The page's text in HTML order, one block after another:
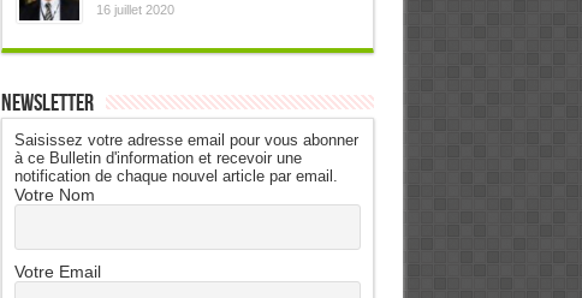
16 juillet 2020
Newsletter
Saisissez votre adresse email pour vous abonner
à ce Bulletin d'information et recevoir une
notification de chaque nouvel article par email.
Votre Nom
Votre Email